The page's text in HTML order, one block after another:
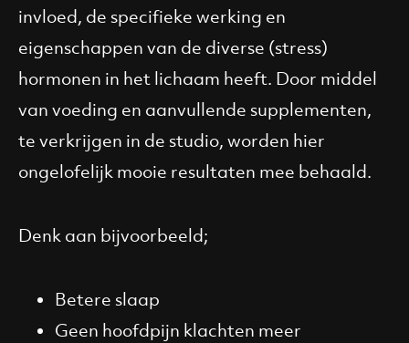
invloed, de specifieke werking en
eigenschappen van de diverse (stress)
hormonen in het lichaam heeft. Door middel
van voeding en aanvullende supplementen,
te verkrijgen in de studio, worden hier
ongelofelijk mooie resultaten mee behaald.
Denk aan bijvoorbeeld;
Betere slaap
Geen hoofdpijn klachten meer